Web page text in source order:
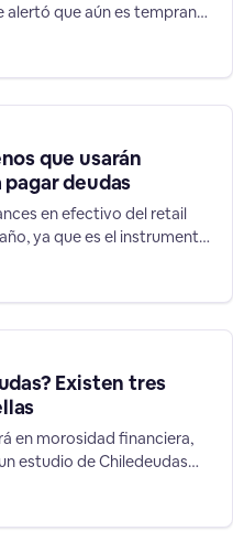
alertó que aún es temprano
chilenas.
que usarán
deudas
en efectivo del retail
ya que es el instrumento
suman relevantes
chilenos afirmaron que
usando
Existen tres
en morosidad financiera,
estudio de Chiledeudas
aplicado a 3.000
cree que caerá en